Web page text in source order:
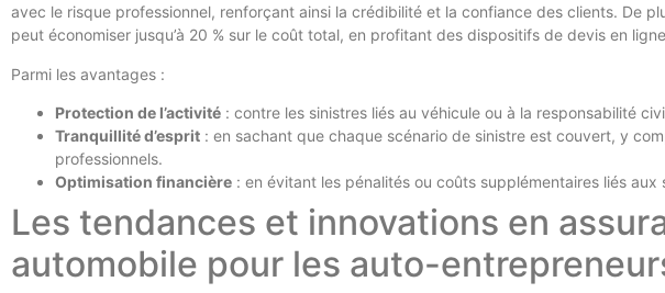
avec le risque professionnel, renforçant ainsi la crédibilité et la confiance des clients. De
peut économiser jusqu’à 20 % sur le coût total, en profitant des dispositifs de devis en
Parmi les avantages :
Protection de l’activité : contre les sinistres liés au véhicule ou à la responsabilité
Tranquillité d’esprit : en sachant que chaque scénario de sinistre est couvert, y
professionnels.
Optimisation financière : en évitant les pénalités ou coûts supplémentaires liés aux
Les tendances et innovations en
automobile pour les auto-